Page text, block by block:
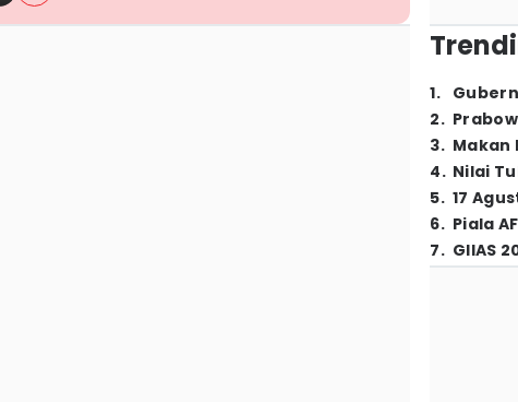
1.
2.
3. Makan
4. Nilai
5. 17
6. Piala
7. GIIAS